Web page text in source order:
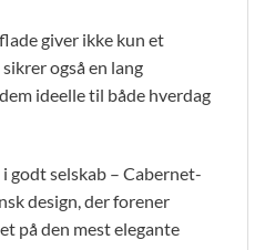
giver ikke kun et
også en lang
ideelle til både hverdag
godt selskab – Cabernet-
design, der forener
på den mest elegante